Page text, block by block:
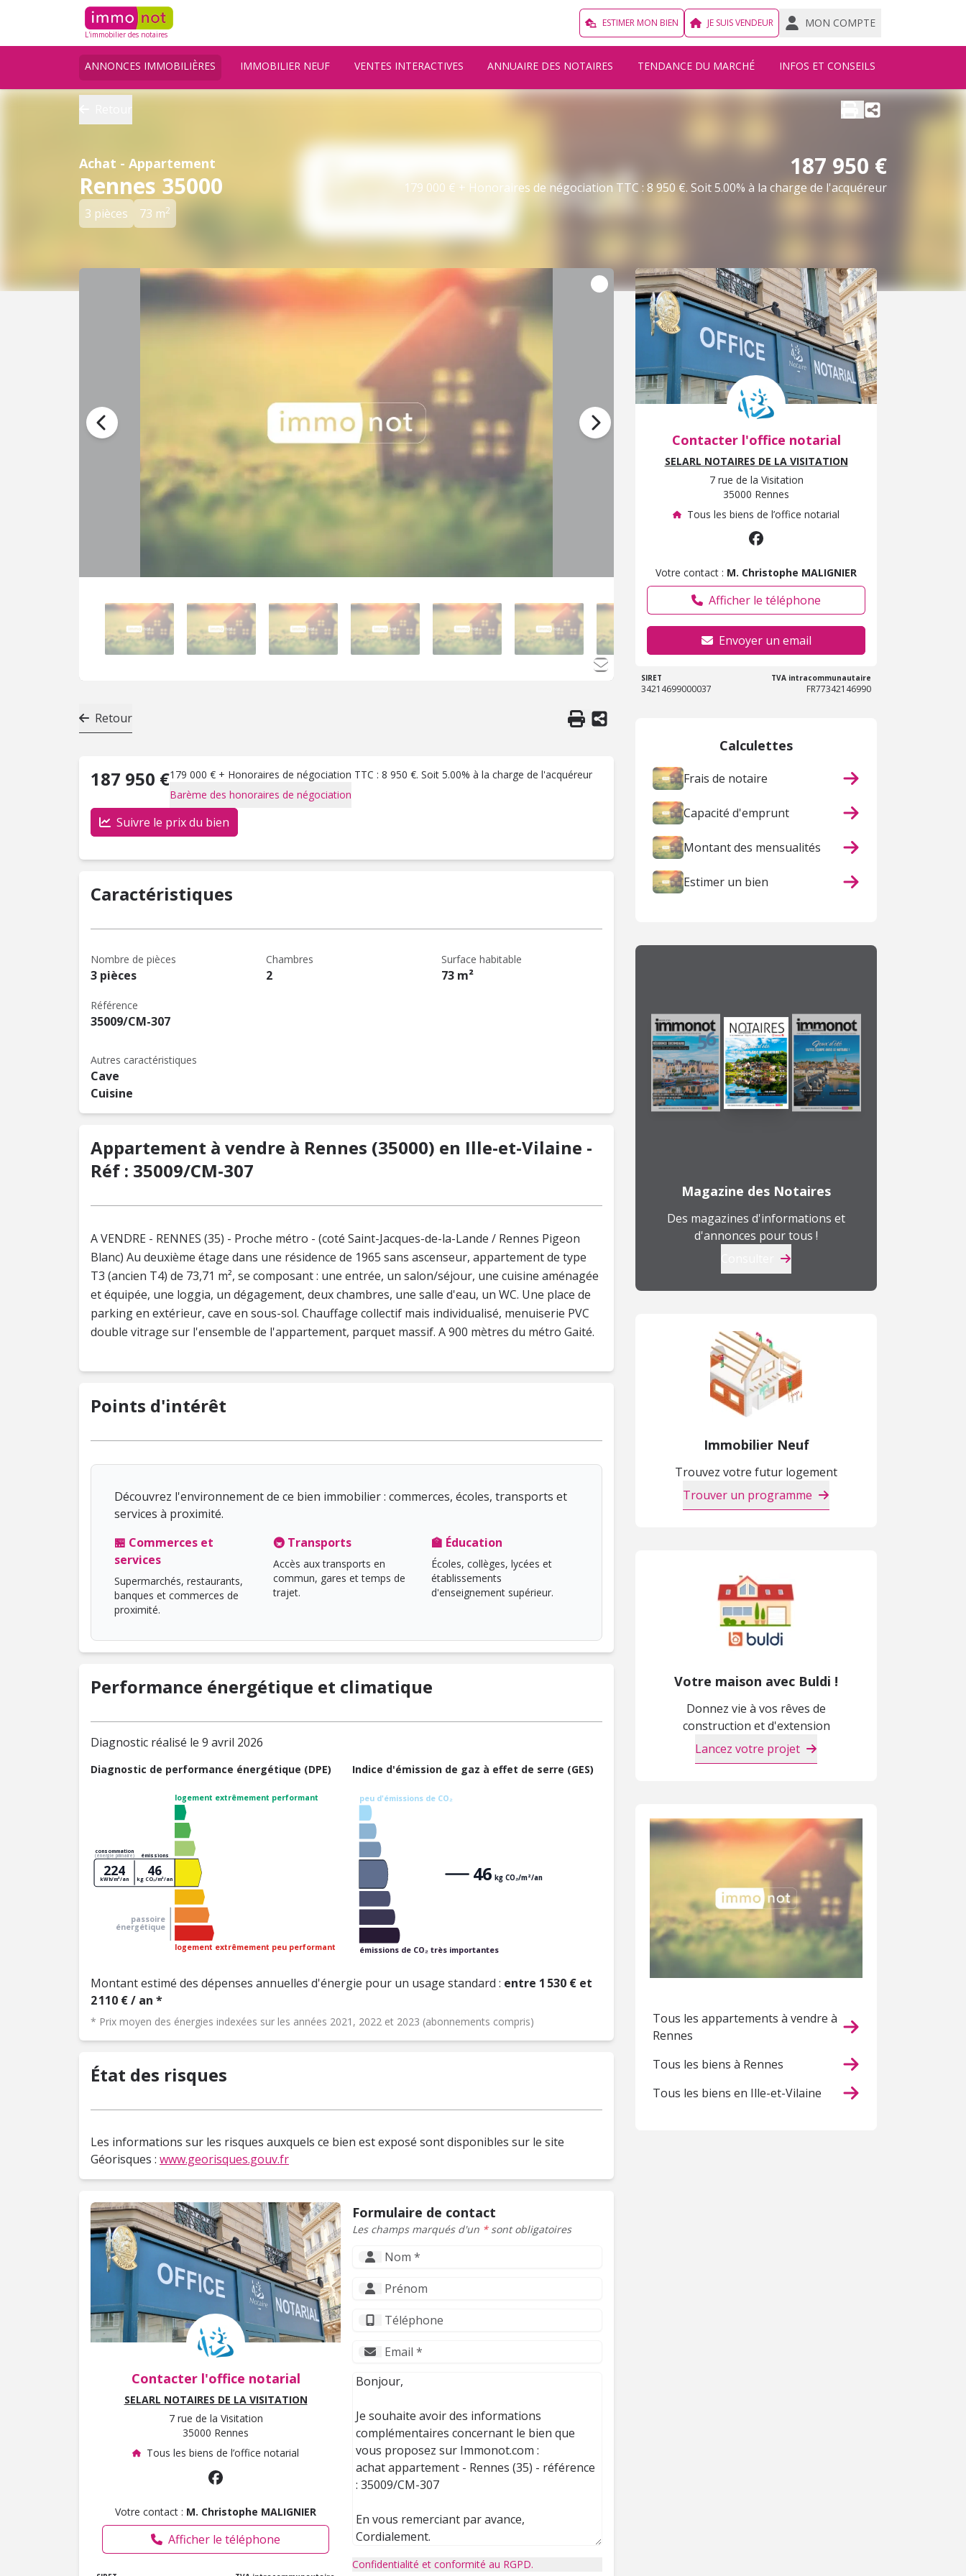
L'immobilier des notaires
ESTIMER MON BIEN JE SUIS VENDEUR MON COMPTE
ANNONCES IMMOBILIÈRES IMMOBILIER NEUF VENTES INTERACTIVES ANNUAIRE DES NOTAIRES TENDANCE DU MARCHÉ INFOS ET CONSEILS
Achat - Appartement
Rennes 35000
3 pièces 73 m2
187 950 €
179 000 € + Honoraires de négociation TTC : 8 950 €. Soit 5.00% à la charge de l'acquéreur
Retour
187 950 €179 000 € + Honoraires de négociation TTC : 8 950 €. Soit 5.00% à la charge de l'acquéreur
Barème des honoraires de négociation
Suivre le prix du bien
Caractéristiques
Nombre de pièces
3 pièces
Chambres
2
Surface habitable
73 m²
Référence
35009/CM-307
Autres caractéristiques
Cave
Cuisine
Appartement à vendre à Rennes (35000) en Ille-et-Vilaine -
Réf : 35009/CM-307
A VENDRE - RENNES (35) - Proche métro - (coté Saint-Jacques-de-la-Lande / Rennes Pigeon
Blanc) Au deuxième étage dans une résidence de 1965 sans ascenseur, appartement de type
T3 (ancien T4) de 73,71 m², se composant : une entrée, un salon/séjour, une cuisine aménagée
et équipée, une loggia, un dégagement, deux chambres, une salle d'eau, un WC. Une place de
parking en extérieur, cave en sous-sol. Chauffage collectif mais individualisé, menuiserie PVC
double vitrage sur l'ensemble de l'appartement, parquet massif. A 900 mètres du métro Gaité.
Points d'intérêt
Découvrez l'environnement de ce bien immobilier : commerces, écoles, transports et
services à proximité.
🏪 Commerces et
services
Supermarchés, restaurants,
banques et commerces de
proximité.
🚇 Transports
Accès aux transports en
commun, gares et temps de
trajet.
🏫 Éducation
Écoles, collèges, lycées et
établissements
d'enseignement supérieur.
Performance énergétique et climatique
Diagnostic réalisé le 9 avril 2026
Diagnostic de performance énergétique (DPE)
logement extrêmement performant
logement extrêmement peu performant
passoire
énergétique
consommation
(énergie primaire) émissions
224
kWh/m²/an
46
kg CO₂/m²/an
Indice d'émission de gaz à effet de serre (GES)
peu d'émissions de CO₂
émissions de CO₂ très importantes
46 kg CO₂/m²/an
Montant estimé des dépenses annuelles d'énergie pour un usage standard : entre 1 530 € et
2 110 € / an *
* Prix moyen des énergies indexées sur les années 2021, 2022 et 2023 (abonnements compris)
État des risques
Les informations sur les risques auxquels ce bien est exposé sont disponibles sur le site
Géorisques : www.georisques.gouv.fr
Contacter l'office notarial
SELARL NOTAIRES DE LA VISITATION
7 rue de la Visitation
35000 Rennes
Tous les biens de l’office notarial
Votre contact : M. Christophe MALIGNIER
Afficher le téléphone
Formulaire de contact
Les champs marqués d'un *sont obligatoires
Confidentialité et conformité au RGPD.
Contacter l'office notarial
SELARL NOTAIRES DE LA VISITATION
7 rue de la Visitation
35000 Rennes
Tous les biens de l’office notarial
Votre contact : M. Christophe MALIGNIER
Afficher le téléphone
Envoyer un email
SIRET
34214699000037
TVA intracommunautaire
FR77342146990
Calculettes
Frais de notaire
Capacité d'emprunt
Montant des mensualités
Estimer un bien
Magazine des Notaires
Des magazines d'informations et
d'annonces pour tous !
Immobilier Neuf
Trouvez votre futur logement
Trouver un programme
Votre maison avec Buldi !
Donnez vie à vos rêves de
construction et d'extension
Lancez votre projet
Tous les appartements à vendre à
Rennes
Tous les biens à Rennes
Tous les biens en Ille-et-Vilaine